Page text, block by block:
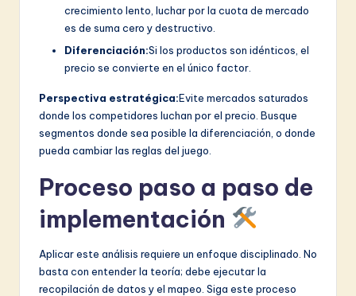
crecimiento lento, luchar por la cuota de mercado
es de suma cero y destructivo.
Diferenciación:Si los productos son idénticos, el
precio se convierte en el único factor.
Perspectiva estratégica:Evite mercados saturados
donde los competidores luchan por el precio. Busque
segmentos donde sea posible la diferenciación, o donde
pueda cambiar las reglas del juego.
Proceso paso a paso de
implementación
Aplicar este análisis requiere un enfoque disciplinado. No
basta con entender la teoría; debe ejecutar la
recopilación de datos y el mapeo. Siga este proceso